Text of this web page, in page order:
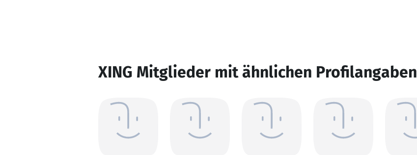
XING Mitglieder mit ähnlichen Profilangaben